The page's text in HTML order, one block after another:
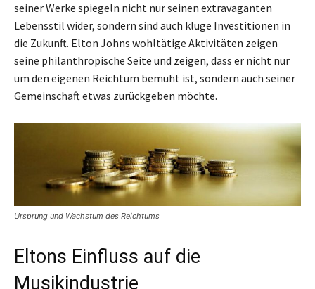
seiner Werke spiegeln nicht nur seinen extravaganten
Lebensstil wider, sondern sind auch kluge Investitionen in
die Zukunft. Elton Johns wohltätige Aktivitäten zeigen
seine philanthropische Seite und zeigen, dass er nicht nur
um den eigenen Reichtum bemüht ist, sondern auch seiner
Gemeinschaft etwas zurückgeben möchte.
Ursprung und Wachstum des Reichtums
Eltons Einfluss auf die
Musikindustrie